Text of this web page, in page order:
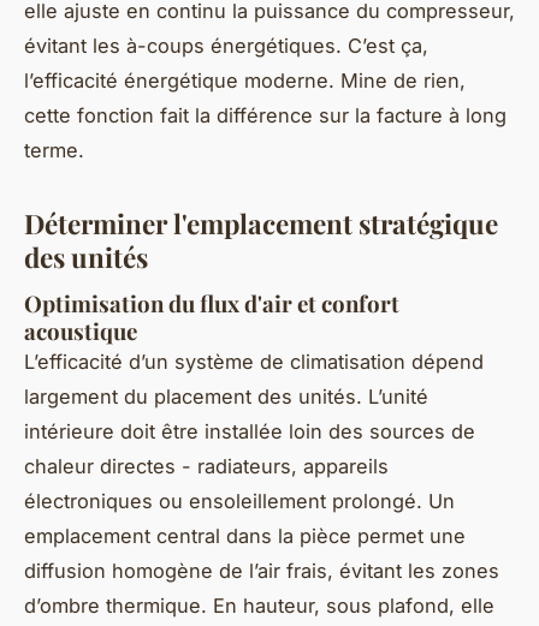
elle ajuste en continu la puissance du compresseur,
évitant les à-coups énergétiques. C’est ça,
l’efficacité énergétique moderne. Mine de rien,
cette fonction fait la différence sur la facture à long
terme.
Déterminer l'emplacement stratégique
des unités
Optimisation du flux d'air et confort
acoustique
L’efficacité d’un système de climatisation dépend
largement du placement des unités. L’unité
intérieure doit être installée loin des sources de
chaleur directes - radiateurs, appareils
électroniques ou ensoleillement prolongé. Un
emplacement central dans la pièce permet une
diffusion homogène de l’air frais, évitant les zones
d’ombre thermique. En hauteur, sous plafond, elle